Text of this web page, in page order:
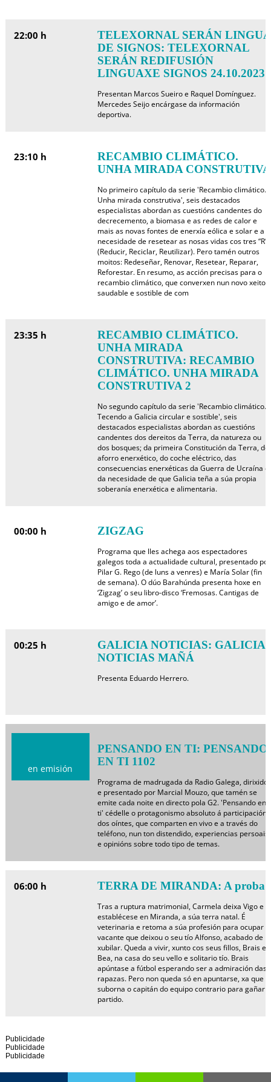
22:00 h
TELEXORNAL SERÁN LINGUA
DE SIGNOS: TELEXORNAL
SERÁN REDIFUSIÓN
LINGUAXE SIGNOS 24.10.2023
Presentan Marcos Sueiro e Raquel Domínguez.
Mercedes Seijo encárgase da información
deportiva.
23:10 h
RECAMBIO CLIMÁTICO.
UNHA MIRADA CONSTRUTIVA
No primeiro capítulo da serie 'Recambio climático.
Unha mirada construtiva', seis destacados
especialistas abordan as cuestións candentes do
decrecemento, a biomasa e as redes de calor e
mais as novas fontes de enerxía eólica e solar e a
necesidade de resetear as nosas vidas cos tres “R”:
(Reducir, Reciclar, Reutilizar). Pero tamén outros
moitos: Redeseñar, Renovar, Resetear, Reparar,
Reforestar. En resumo, as acción precisas para o
recambio climático, que converxen nun novo xeito
saudable e sostible de com
23:35 h
RECAMBIO CLIMÁTICO.
UNHA MIRADA
CONSTRUTIVA: RECAMBIO
CLIMÁTICO. UNHA MIRADA
CONSTRUTIVA 2
No segundo capítulo da serie 'Recambio climático.
Tecendo a Galicia circular e sostible', seis
destacados especialistas abordan as cuestións
candentes dos dereitos da Terra, da natureza ou
dos bosques; da primeira Constitución da Terra, do
aforro enerxético, do coche eléctrico, das
consecuencias enerxéticas da Guerra de Ucraína e
da necesidade de que Galicia teña a súa propia
soberanía enerxética e alimentaria.
00:00 h ZIGZAG
Programa que lles achega aos espectadores
galegos toda a actualidade cultural, presentado por
Pilar G. Rego (de luns a venres) e María Solar (fin
de semana). O dúo Barahúnda presenta hoxe en
‘Zigzag’ o seu libro-disco ‘Fremosas. Cantigas de
amigo e de amor’.
00:25 h
GALICIA NOTICIAS: GALICIA
NOTICIAS MAÑÁ
Presenta Eduardo Herrero.
en emisión
PENSANDO EN TI: PENSANDO
EN TI 1102
Programa de madrugada da Radio Galega, dirixido
e presentado por Marcial Mouzo, que tamén se
emite cada noite en directo pola G2. 'Pensando en
ti' cédelle o protagonismo absoluto á participación
dos oíntes, que comparten en vivo e a través do
teléfono, nun ton distendido, experiencias persoais
e opinións sobre todo tipo de temas.
06:00 h TERRA DE MIRANDA: A proba
Tras a ruptura matrimonial, Carmela deixa Vigo e
establécese en Miranda, a súa terra natal. É
veterinaria e retoma a súa profesión para ocupar a
vacante que deixou o seu tío Alfonso, acabado de
xubilar. Queda a vivir, xunto cos seus fillos, Brais e
Bea, na casa do seu vello e solitario tío. Brais
apúntase a fútbol esperando ser a admiración das
rapazas. Pero non queda só en apuntarse, xa que
suborna o capitán do equipo contrario para gañar o
partido.
Publicidade
Publicidade
Publicidade